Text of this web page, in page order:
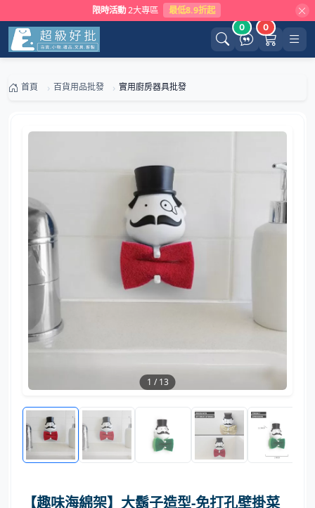
限時活動 2大專區 最低8.9折起
0 0
首頁 百貨用品批發 實用廚房器具批發
1 /13
【趣味海綿架】大鬍子造型-免打孔壁掛菜